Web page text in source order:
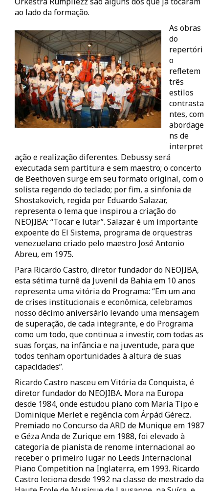
ao lado da formação.
As obras
do
repertóri
o
refletem
três
estilos
contrasta
ntes, com
abordage
ns de
interpret
ação e realização diferentes. Debussy será
executada sem partitura e sem maestro; o concerto
de Beethoven surge em seu formato original, com o
solista regendo do teclado; por fim, a sinfonia de
Shostakovich, regida por Eduardo Salazar,
representa o lema que inspirou a criação do
NEOJIBA: “Tocar e lutar”. Salazar é um importante
expoente do El Sistema, programa de orquestras
venezuelano criado pelo maestro José Antonio
Abreu, em 1975.
Para Ricardo Castro, diretor fundador do NEOJIBA,
esta sétima turnê da Juvenil da Bahia em 10 anos
representa uma vitória do Programa: “Em um ano
de crises institucionais e econômica, celebramos
nosso décimo aniversário levando uma mensagem
de superação, de cada integrante, e do Programa
como um todo, que continua a investir, com todas as
suas forças, na infância e na juventude, para que
todos tenham oportunidades à altura de suas
capacidades”.
Ricardo Castro nasceu em Vitória da Conquista, é
diretor fundador do NEOJIBA. Mora na Europa
desde 1984, onde estudou piano com Maria Tipo e
Dominique Merlet e regência com Árpád Gérecz.
Premiado no Concurso da ARD de Munique em 1987
e Géza Anda de Zurique em 1988, foi elevado à
categoria de pianista de renome internacional ao
receber o primeiro lugar no Leeds Internacional
Piano Competition na Inglaterra, em 1993. Ricardo
Castro leciona desde 1992 na classe de mestrado da